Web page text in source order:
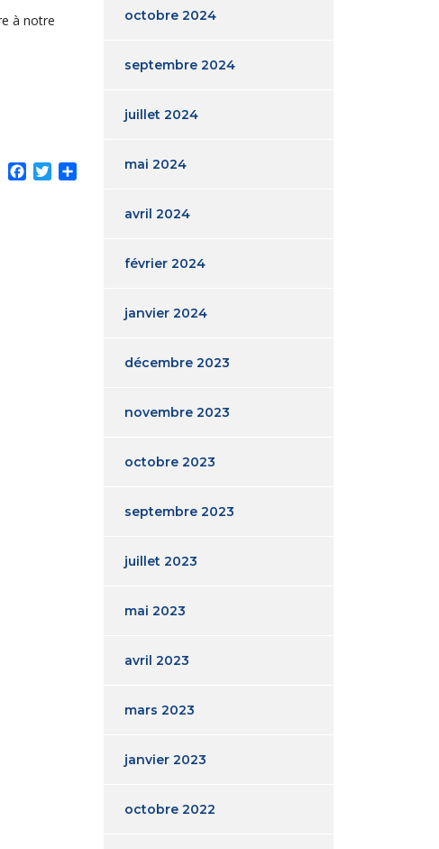
à notre
Facebook
TwitterPartager
octobre 2024
septembre 2024
juillet 2024
mai 2024
avril 2024
février 2024
janvier 2024
décembre 2023
novembre 2023
octobre 2023
septembre 2023
juillet 2023
mai 2023
avril 2023
mars 2023
janvier 2023
octobre 2022